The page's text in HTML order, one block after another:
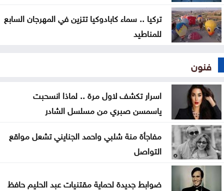
تركيا .. سماء كابادوكيا تتزين في المهرجان السابع
للمناطيد
فنون
اسرار تكشف لاول مرة .. لماذا انسحبت
ياسمسن صبري من مسلسل الشادر
مفاجأة منة شلبي واحمد الجنايني تشعل مواقع
التواصل
ضوابط جديدة لحماية مقتنيات عبد الحليم حافظ